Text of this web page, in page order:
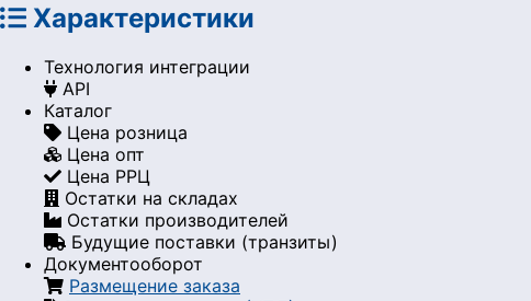
Характеристики
Технология интеграции
API
Каталог
Цена розница
Цена опт
Цена РРЦ
Остатки на складах
Остатки производителей
Будущие поставки (транзиты)
Документооборот
Размещение заказа